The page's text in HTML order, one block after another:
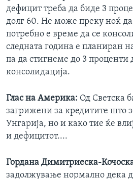
дефицит треба да биде 3
долг 60. Не може преку ноќ
потребно е време да се
следната година е планиран
па да стигнеме до 3 проценти
консолидација.
Глас на Америка: Од Светска
загрижени за кредитите што
Унгарија, но и како тие ќе
и дефицитот....
Гордана Димитриеска-
задолжување нормално дека